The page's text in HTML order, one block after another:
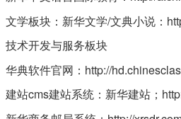
文学板块：新华文学/文典小说：
技术开发与服务板块
华典软件官网：http://
建站cms建站系统：新华建站；